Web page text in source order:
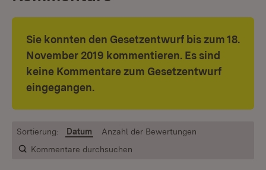
Sie konnten den Gesetzentwurf bis zum 18.
November 2019 kommentieren. Es sind
keine Kommentare zum Gesetzentwurf
eingegangen.
Kommentare durchsuchen
Sortierung: Datum Anzahl der Bewertungen